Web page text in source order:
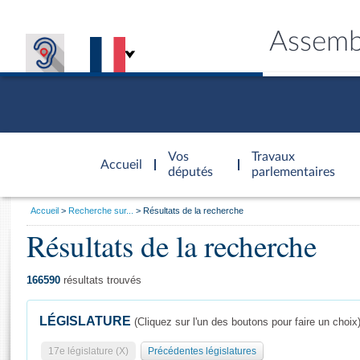
Accueil
d'accueil
Vos
députés
Travaux
parlementaires
Général
Vous
Accueil Recherche sur... Résultats de la recherche
Résultats de la recherche
166590 résultats trouvés
LÉGISLATURE (Cliquez sur l'un des boutons pour faire un choix)
17e législature (X) Précédentes législatures